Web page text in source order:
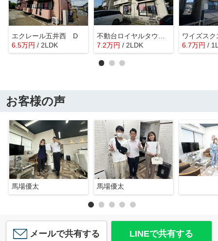
エクレール五井西 D
6.5万円 / 2LDK
7.2万円 / 2LDK
ワイズスク
6.7万円 /
お客様の声
馬場優太 馬場優太
メールで共有する LINEで共有する